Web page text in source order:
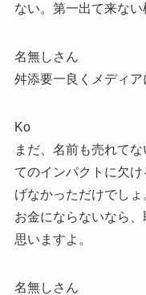
ない。第一出て来ない
名無しさん
舛添要一良くメディア
Ko
まだ、名前も売れて
てのインパクトに欠
げなかっただけでしょ
お金にならないなら
思いますよ。
名無しさん